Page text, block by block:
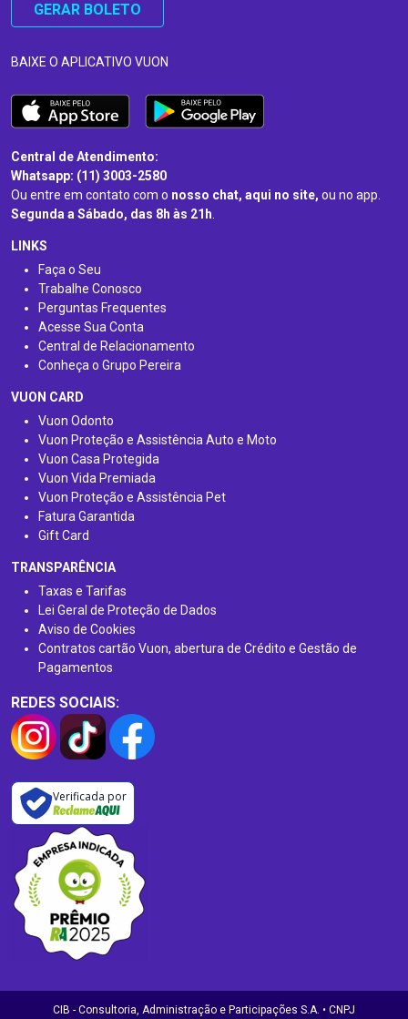
GERAR BOLETO
BAIXE O APLICATIVO VUON
Central de Atendimento:
Whatsapp: (11) 3003-2580
Ou entre em contato com o nosso chat, aqui no site, ou no app.
Segunda a Sábado, das 8h às 21h.
LINKS
Faça o Seu
Trabalhe Conosco
Perguntas Frequentes
Acesse Sua Conta
Central de Relacionamento
Conheça o Grupo Pereira
VUON CARD
Vuon Odonto
Vuon Proteção e Assistência Auto e Moto
Vuon Casa Protegida
Vuon Vida Premiada
Vuon Proteção e Assistência Pet
Fatura Garantida
Gift Card
TRANSPARÊNCIA
Taxas e Tarifas
Lei Geral de Proteção de Dados
Aviso de Cookies
Contratos cartão Vuon, abertura de Crédito e Gestão de
Pagamentos
REDES SOCIAIS:
Verificada por
CIB - Consultoria, Administração e Participações S.A. • CNPJ